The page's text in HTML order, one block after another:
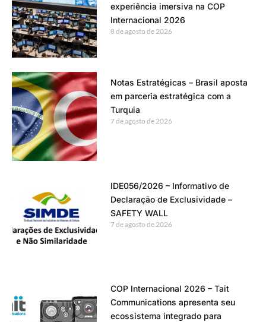
experiência imersiva na COP
Internacional 2026
8 de agosto de 2026
Notas Estratégicas – Brasil aposta
em parceria estratégica com a
Turquia
7 de agosto de 2026
IDE056/2026 – Informativo de
Declaração de Exclusividade –
SAFETY WALL
7 de agosto de 2026
COP Internacional 2026 – Tait
Communications apresenta seu
ecossistema integrado para